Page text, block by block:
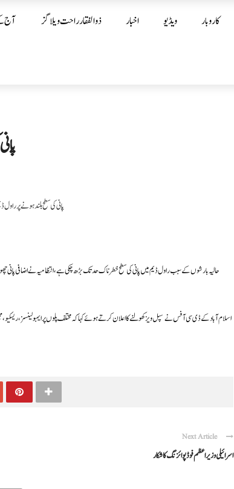
آج ذوالفقار راحت ویلاگز اخبار ویڈیو کاروبار
حالیہ بارشوں کے سبب راول ڈیم میں پانی کی سطح خطرناک حد تک بڑھ چکی ہے، انتظامیہ نے اضافی
اسلام آباد کے ڈی سی آفس نے سپل ویز کھولنے کا اعلان کرتے ہوئے کہا کہ مختلف پلوں پر ایمبولینسز،
Next Article
اسرائیلی وزیراعظم فوڈ پوائزنگ کا شکار